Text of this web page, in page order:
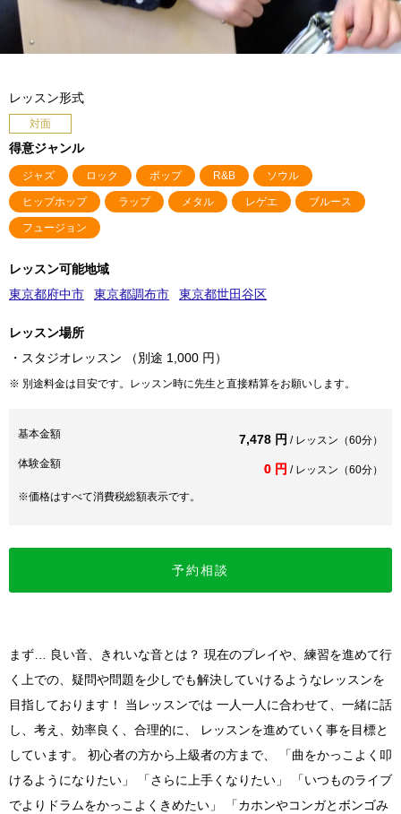
レッスン形式
対面
得意ジャンル
ジャズ ロック ポップ R&B ソウル
ヒップホップ ラップ メタル レゲエ ブルース
フュージョン
レッスン可能地域
東京都府中市
東京都調布市 東京都世田谷区
レッスン場所
・スタジオレッスン （別途 1,000 円）
※ 別途料金は目安です。レッスン時に先生と直接精算をお願いします。
基本金額 7,478 円 / レッスン（60分）
体験金額
0 円 / レッスン（60分）
※価格はすべて消費税総額表示です。
予約相談
まず… 良い音、きれいな音とは？ 現在のプレイや、練習を進めて行
く上での、疑問や問題を少しでも解決していけるようなレッスンを
目指しております！ 当レッスンでは 一人一人に合わせて、一緒に話
し、考え、効率良く、合理的に、 レッスンを進めていく事を目標と
しています。 初心者の方から上級者の方まで、 「曲をかっこよく叩
けるようになりたい」 「さらに上手くなりたい」 「いつものライブ
でよりドラムをかっこよくきめたい」 「カホンやコンガとボンゴみ